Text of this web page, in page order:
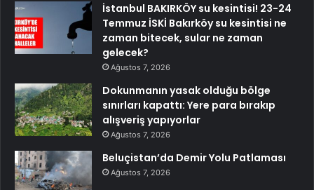
İstanbul BAKIRKÖY su kesintisi! 23-24
Temmuz İSKİ Bakırköy su kesintisi ne
zaman bitecek, sular ne zaman
gelecek?
Ağustos 7, 2026
Dokunmanın yasak olduğu bölge
sınırları kapattı: Yere para bırakıp
alışveriş yapıyorlar
Ağustos 7, 2026
Beluçistan’da Demir Yolu Patlaması
Ağustos 7, 2026